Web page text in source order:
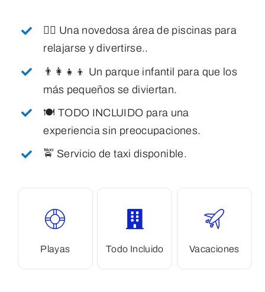
🏊‍♂️ Una novedosa área de piscinas para
relajarse y divertirse..
👨‍👩‍👧‍👦 Un parque infantil para que los
más pequeños se diviertan.
🍽️ TODO INCLUIDO para una
experiencia sin preocupaciones.
🚖 Servicio de taxi disponible.
Playas Todo Incluido Vacaciones